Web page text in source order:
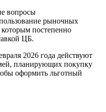
вопросы
рыночных
постепенно
ЦБ.
2026 года действуют
планирующих покупку
оформить льготный